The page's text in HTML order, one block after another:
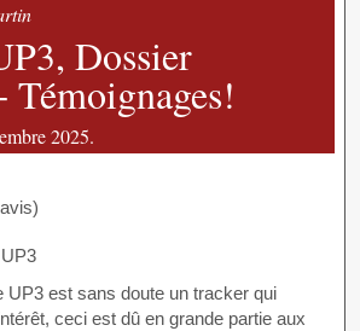
Dossier
2025.
UP3 est sans doute un tracker qui
ceci est dû en grande partie aux